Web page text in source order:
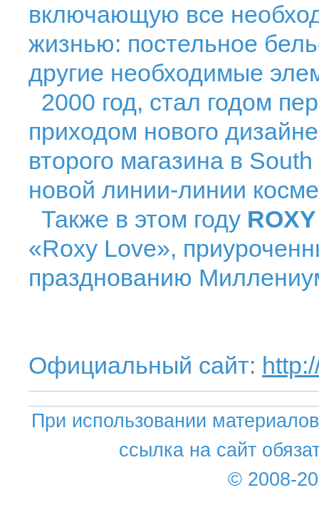
включающую все
жизнью: постельное
другие необходимые
2000 год, стал годом
приходом нового
второго магазина в
новой линии-линии
Также в этом году
«Roxy Love»,
празднованию
Официальный сайт:
При использовании
ссылка на сайт
© 2008-